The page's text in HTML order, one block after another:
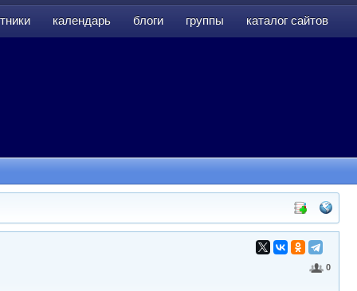
календарь блоги группы каталог сайтов
0